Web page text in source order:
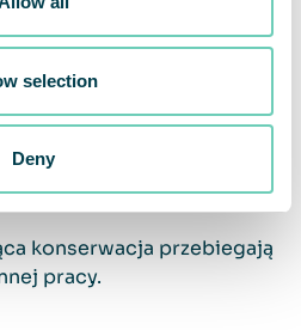
selection
Deny
efekt. Kiedy
filtry, są one bardzo
w przeciwnym razie
się w powietrzu,
konserwacja przebiegają
pracy.